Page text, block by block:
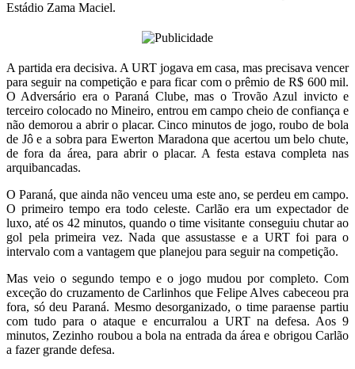
Estádio Zama Maciel.
A partida era decisiva. A URT jogava em casa, mas precisava vencer
para seguir na competição e para ficar com o prêmio de R$ 600 mil.
O Adversário era o Paraná Clube, mas o Trovão Azul invicto e
terceiro colocado no Mineiro, entrou em campo cheio de confiança e
não demorou a abrir o placar. Cinco minutos de jogo, roubo de bola
de Jô e a sobra para Ewerton Maradona que acertou um belo chute,
de fora da área, para abrir o placar. A festa estava completa nas
arquibancadas.
O Paraná, que ainda não venceu uma este ano, se perdeu em campo.
O primeiro tempo era todo celeste. Carlão era um expectador de
luxo, até os 42 minutos, quando o time visitante conseguiu chutar ao
gol pela primeira vez. Nada que assustasse e a URT foi para o
intervalo com a vantagem que planejou para seguir na competição.
Mas veio o segundo tempo e o jogo mudou por completo. Com
exceção do cruzamento de Carlinhos que Felipe Alves cabeceou pra
fora, só deu Paraná. Mesmo desorganizado, o time paraense partiu
com tudo para o ataque e encurralou a URT na defesa. Aos 9
minutos, Zezinho roubou a bola na entrada da área e obrigou Carlão
a fazer grande defesa.